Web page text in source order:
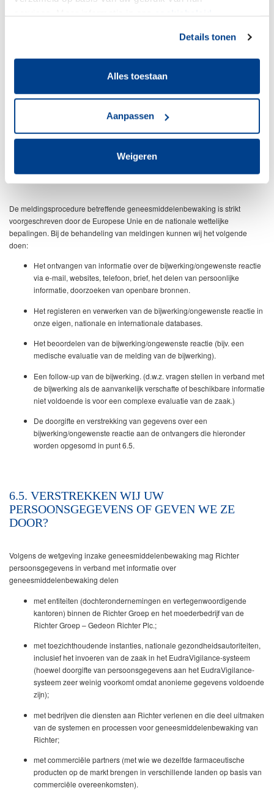
Details tonen
Alles toestaan
Aanpassen
Weigeren
per e-mail;
via de telefoon;
via de websites van Richter, social media;
per brief.
OVER DE BIJWERKING/ONGEWENSTE
REACTIE?
De meldingsprocedure betreffende geneesmiddelenbewaking is strikt
voorgeschreven door de Europese Unie en de nationale wettelijke
bepalingen. Bij de behandeling van meldingen kunnen wij het volgende
doen:
Het ontvangen van informatie over de bijwerking/ongewenste reactie
via e-mail, websites, telefoon, brief, het delen van persoonlijke
informatie, doorzoeken van openbare bronnen.
Het registeren en verwerken van de bijwerking/ongewenste reactie in
onze eigen, nationale en internationale databases.
Het beoordelen van de bijwerking/ongewenste reactie (bijv. een
medische evaluatie van de melding van de bijwerking).
Een follow-up van de bijwerking. (d.w.z. vragen stellen in verband met
de bijwerking als de aanvankelijk verschafte of beschikbare informatie
niet voldoende is voor een complexe evaluatie van de zaak.)
De doorgifte en verstrekking van gegevens over een
bijwerking/ongewenste reactie aan de ontvangers die hieronder
worden opgesomd in punt 6.5.
6.5. VERSTREKKEN WIJ UW
PERSOONSGEGEVENS OF GEVEN WE ZE
DOOR?
Volgens de wetgeving inzake geneesmiddelenbewaking mag Richter
persoonsgegevens in verband met informatie over
geneesmiddelenbewaking delen
met entiteiten (dochterondernemingen en vertegenwoordigende
kantoren) binnen de Richter Groep en het moederbedrijf van de
Richter Groep – Gedeon Richter Plc.;
met toezichthoudende instanties, nationale gezondheidsautoriteiten,
inclusief het invoeren van de zaak in het EudraVigilance-systeem
(hoewel doorgifte van persoonsgegevens aan het EudraVigilance-
systeem zeer weinig voorkomt omdat anonieme gegevens voldoende
zijn);
met bedrijven die diensten aan Richter verlenen en die deel uitmaken
van de systemen en processen voor geneesmiddelenbewaking van
Richter;
met commerciële partners (met wie we dezelfde farmaceutische
producten op de markt brengen in verschillende landen op basis van
commerciële overeenkomsten).